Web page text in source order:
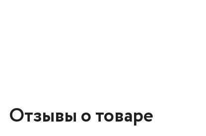
Отзывы о товаре